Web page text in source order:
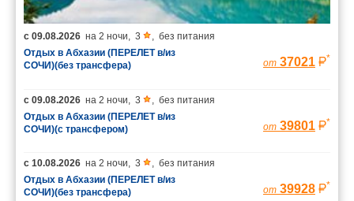
с 09.08.2026 на 2 ночи, 3 , без питания
Отдых в Абхазии (ПЕРЕЛЕТ в/из
СОЧИ)(без трансфера)
от 37021 *
с 09.08.2026 на 2 ночи, 3 , без питания
Отдых в Абхазии (ПЕРЕЛЕТ в/из
СОЧИ)(с трансфером)
от 39801 *
с 10.08.2026 на 2 ночи, 3 , без питания
Отдых в Абхазии (ПЕРЕЛЕТ в/из
СОЧИ)(без трансфера)
от 39928 *